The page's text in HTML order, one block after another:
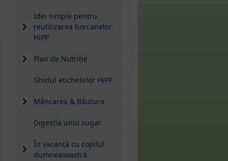
Idei simple pentru
reutilizarea borcanelor
HiPP
Plan de Nutriție
Ghidul etichetelor HiPP
Mâncarea & Băutura
Digestia unui sugar
În vacanță cu copilul
dumneavoastră